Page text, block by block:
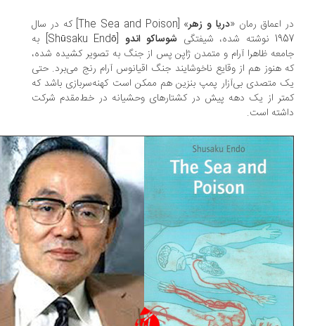
اعماق رمان « دریا و زهر
» [The Sea and Poison] که در سال
شوساکو اندو
[Shūsaku Endō] به
ظاهرا آرام و متمدن ژاپن پس از جنگ به تصویر ‌کشیده شده،
هنوز هم از وقایع ناخوشایند جنگ اقیانوس آرام رنج می‌برد. حتی
متصدی بی‌آزار پمپ بنزین هم ممکن است کهنه‌سربازی باشد که
از یک دهه پیش در کشتارهای وحشیانه در خط‌مقدم شرکت
است.